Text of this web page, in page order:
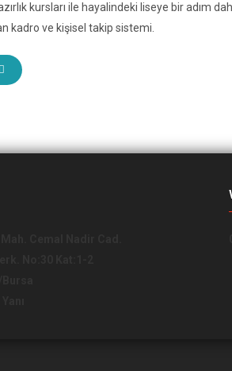
kursları ile hayalindeki liseye bir adım
kadro ve kişisel takip sistemi.